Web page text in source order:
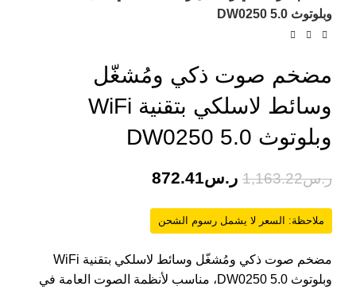
وبلوتوث 5.0 DW0250
مضخم صوت ذكي ومُشغّل
وسائط لاسلكي بتقنية WiFi
وبلوتوث 5.0 DW0250
ر.س1,163.22 ر.س872.41
ملاحظة: السعر لا يشمل رسوم الشحن
مضخم صوت ذكي ومُشغّل وسائط لاسلكي بتقنية WiFi
وبلوتوث 5.0 DW0250، مناسب لأنظمة الصوت العامة في